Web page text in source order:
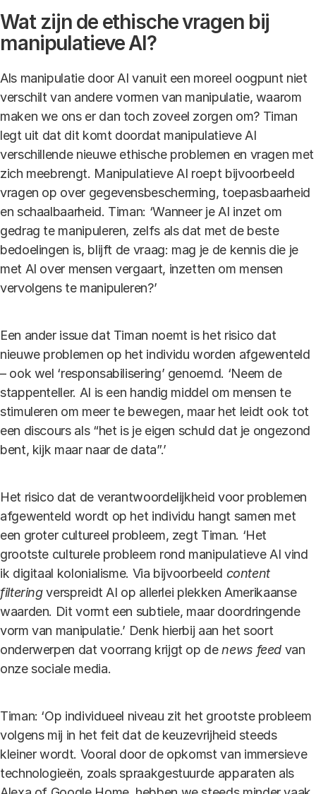
Wat zijn de ethische vragen bij
manipulatieve AI?
Als manipulatie door AI vanuit een moreel oogpunt niet
verschilt van andere vormen van manipulatie, waarom
maken we ons er dan toch zoveel zorgen om? Timan
legt uit dat dit komt doordat manipulatieve AI
verschillende nieuwe ethische problemen en vragen met
zich meebrengt. Manipulatieve AI roept bijvoorbeeld
vragen op over gegevensbescherming, toepasbaarheid
en schaalbaarheid. Timan: ‘Wanneer je AI inzet om
gedrag te manipuleren, zelfs als dat met de beste
bedoelingen is, blijft de vraag: mag je de kennis die je
met AI over mensen vergaart, inzetten om mensen
vervolgens te manipuleren?’
Een ander issue dat Timan noemt is het risico dat
nieuwe problemen op het individu worden afgewenteld
– ook wel ‘responsabilisering’ genoemd. ‘Neem de
stappenteller. AI is een handig middel om mensen te
stimuleren om meer te bewegen, maar het leidt ook tot
een discours als “het is je eigen schuld dat je ongezond
bent, kijk maar naar de data”.’
Het risico dat de verantwoordelijkheid voor problemen
afgewenteld wordt op het individu hangt samen met
een groter cultureel probleem, zegt Timan. ‘Het
grootste culturele probleem rond manipulatieve AI vind
ik digitaal kolonialisme. Via bijvoorbeeld content
filteringverspreidt AI op allerlei plekken Amerikaanse
waarden. Dit vormt een subtiele, maar doordringende
vorm van manipulatie.’ Denk hierbij aan het soort
onderwerpen dat voorrang krijgt op denews feed van
onze sociale media.
Timan: ‘Op individueel niveau zit het grootste probleem
volgens mij in het feit dat de keuzevrijheid steeds
kleiner wordt. Vooral door de opkomst van immersieve
technologieën, zoals spraakgestuurde apparaten als